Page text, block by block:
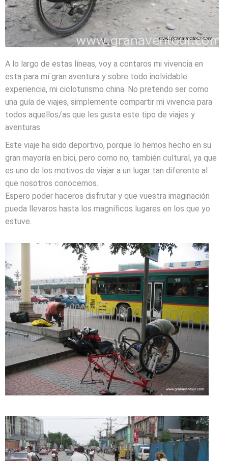
A lo largo de estas líneas, voy a contaros mi vivencia en
esta para mí gran aventura y sobre todo inolvidable
experiencia, mi cicloturismo china. No pretendo ser como
una guía de viajes, simplemente compartir mi vivencia para
todos aquellos/as que les gusta este tipo de viajes y
aventuras.
Este viaje ha sido deportivo, porque lo hemos hecho en su
gran mayoría en bici, pero como no, también cultural, ya que
es uno de los motivos de viajar a un lugar tan diferente al
que nosotros conocemos.
Espero poder haceros disfrutar y que vuestra imaginación
pueda llevaros hasta los magníficos lugares en los que yo
estuve.